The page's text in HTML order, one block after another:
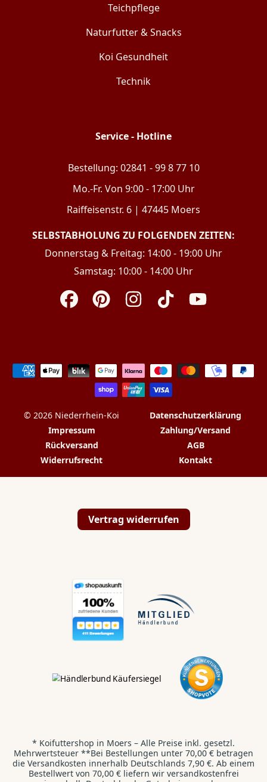
Teichpflege
Naturfutter & Snacks
Koi Gesundheit
Technik
Service - Hotline
Bestellung: 02841 - 99 8 77 10
Mo.-Fr. Von 9:00 - 17:00 Uhr
Raiffeisenstr. 6 | 47445 Moers
SELBSTABHOLUNG ZU FOLGENDEN ZEITEN:
Donnerstag & Freitag: 14:00 - 19:00 Uhr
Samstag: 10:00 - 14:00 Uhr
FacebookPinterest InstagramTikTok YouTube
Zahlungsarten
© 2026 Niederrhein-Koi
Datenschutzerklärung
Impressum
Zahlung/Versand
Rückversand
AGB
Widerrufsrecht
Kontakt
Vertrag widerrufen
* Koifuttershop in Moers – Alle Preise inkl. gesetzl.
Mehrwertsteuer **Bei Bestellungen unter 70,00 € betragen
die Versandkosten innerhalb Deutschlands 7,90 €. Ab einem
Bestellwert von 70,00 € liefern wir versandkostenfrei
Hallo Koi & Teich
Liebhaber,
Kontaktiert uns direkt:
✉️ Kontaktformular
Wir freuen uns auf deine E-Mail.